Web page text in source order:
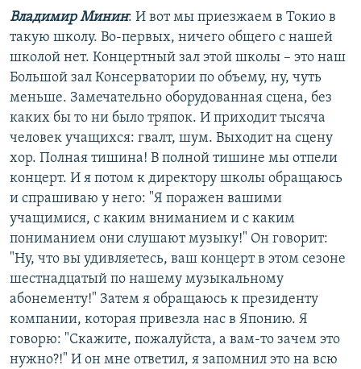
Владимир Минин: И вот мы приезжаем в Токио в
такую школу. Во-первых, ничего общего с нашей
школой нет. Концертный зал этой школы – это наш
Большой зал Консерватории по объему, ну, чуть
меньше. Замечательно оборудованная сцена, без
каких бы то ни было тряпок. И приходит тысяча
человек учащихся: гвалт, шум. Выходит на сцену
хор. Полная тишина! В полной тишине мы отпели
концерт. И я потом к директору школы обращаюсь
и спрашиваю у него: "Я поражен вашими
учащимися, с каким вниманием и с каким
пониманием они слушают музыку!" Он говорит:
"Ну, что вы удивляетесь, ваш концерт в этом сезоне
шестнадцатый по нашему музыкальному
абонементу!" Затем я обращаюсь к президенту
компании, которая привезла нас в Японию. Я
говорю: "Скажите, пожалуйста, а вам-то зачем это
нужно?!" И он мне ответил, я запомнил это на всю